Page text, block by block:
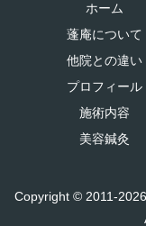
ホーム
蓬庵について
他院との違い
プロフィール
施術内容
美容鍼灸
Copyright © 2011-